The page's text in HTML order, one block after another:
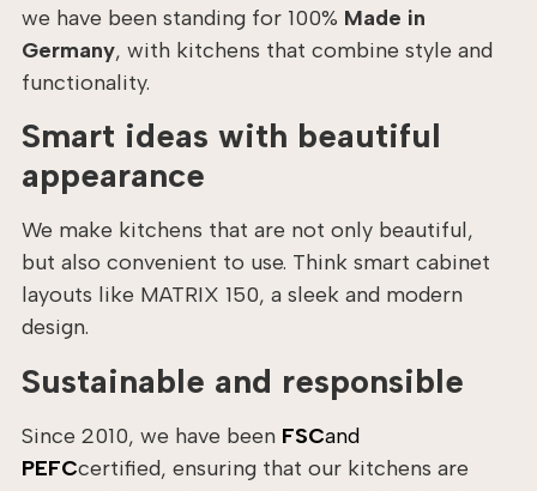
we have been standing for 100% Made in
Germany, with kitchens that combine style and
functionality.
Smart ideas with beautiful
appearance
We make kitchens that are not only beautiful,
but also convenient to use. Think smart cabinet
layouts like MATRIX 150, a sleek and modern
design.
Sustainable and responsible
Since 2010, we have been FSCand
PEFCcertified, ensuring that our kitchens are